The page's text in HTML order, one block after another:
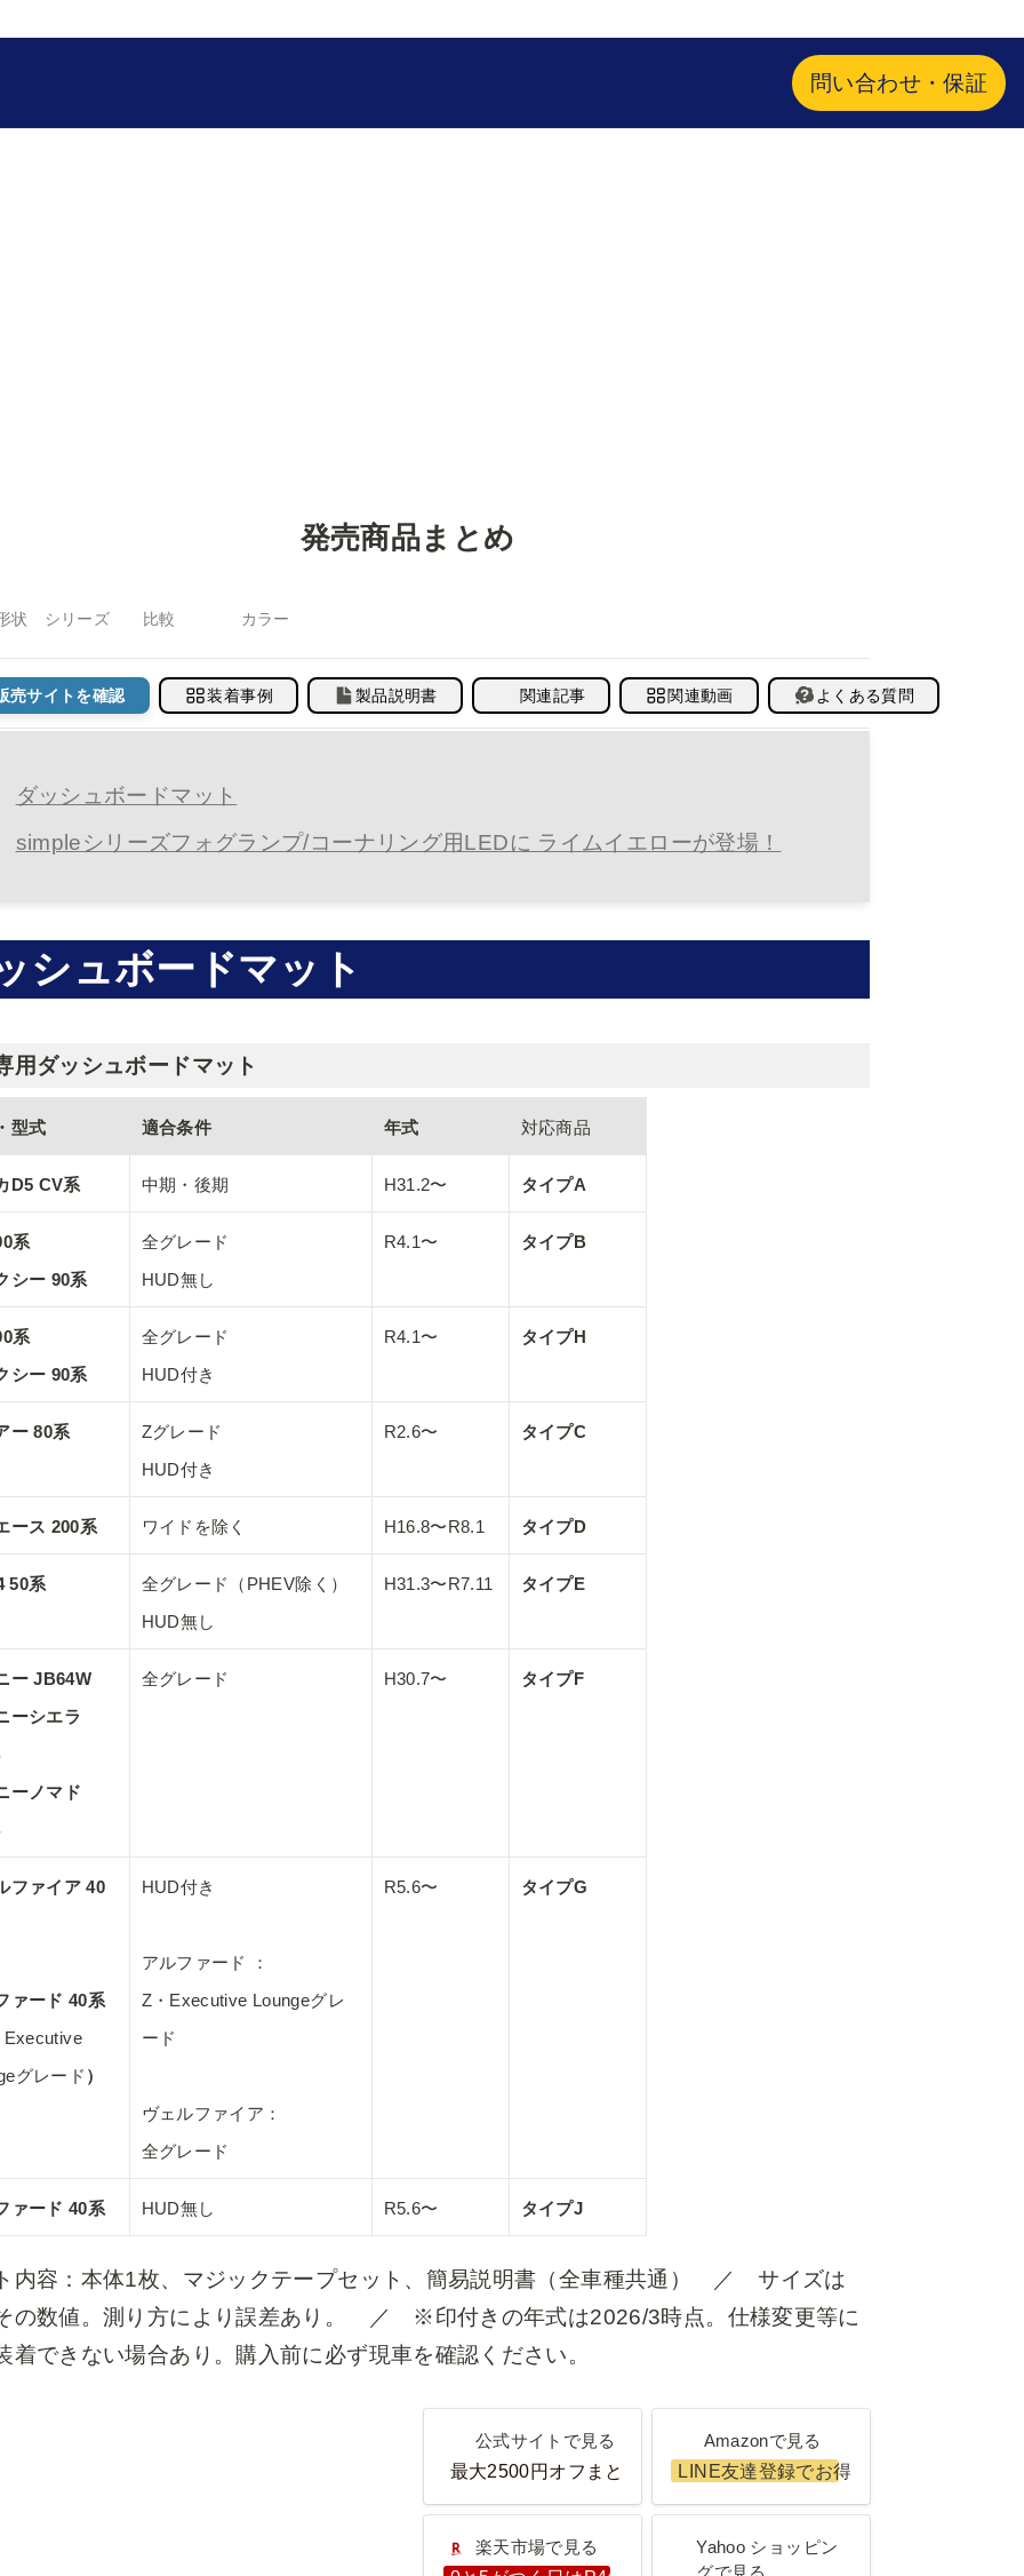
問い合わせ・保証
発売商品まとめ
状 シリーズ 比較 カラー
売サイトを確認 装着事例 製品説明書 関連記事 関連動画 よくある質問
ダッシュボードマット
simpleシリーズフォグランプ/コーナリング用LEDに ライムイエローが登場！
シュボードマット
用ダッシュボードマット
型式 適合条件 年式 対応商品
D5 CV系 中期・後期 H31.2〜 タイプA
系
シー 90系
全グレード
HUD無し
R4.1〜 タイプB
系
シー 90系
全グレード
HUD付き
R4.1〜 タイプH
ー 80系 Zグレード
HUD付き
R2.6〜 タイプC
ース 200系 ワイドを除く H16.8〜R8.1 タイプD
50系 全グレード（PHEV除く）
HUD無し
H31.3〜R7.11 タイプE
ー JB64W
ーシエラ
ーノマド
全グレード H30.7〜 タイプF
ファイア 40
ァード 40系
Executive
グレード
HUD付き
アルファード ：
Z・Executive Loungeグレ
ード
ヴェルファイア：
全グレード
R5.6〜 タイプG
ァード 40系 HUD無し R5.6〜 タイプJ
内容：本体1枚、マジックテープセット、簡易説明書（全車種共通）　／　サイズは
の数値。測り方により誤差あり。　／　※印付きの年式は2026/3時点。仕様変更等に
着できない場合あり。購入前に必ず現車を確認ください。
公式サイトで見る
公式サイトで見る
最大2500円オフまとめ割
Amazonで見る
Amazonで見る
LINE友達登録でお得なクーポンGET！
楽天市場で見る
楽天市場で見る
Yahoo ショッピング
Yahoo ショッピン